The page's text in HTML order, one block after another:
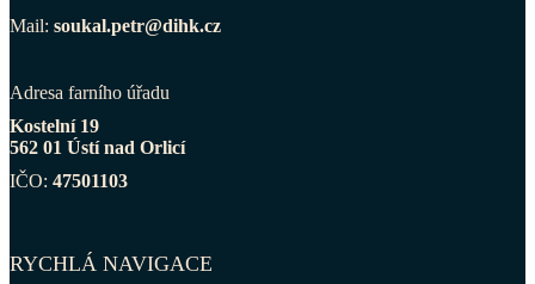
Mail: soukal.petr@dihk.cz
Adresa farního úřadu
Kostelní 19
562 01 Ústí nad Orlicí
IČO: 47501103
RYCHLÁ NAVIGACE